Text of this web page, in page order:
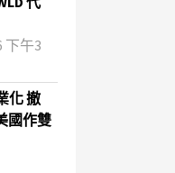
下午3
化 撤
國作雙